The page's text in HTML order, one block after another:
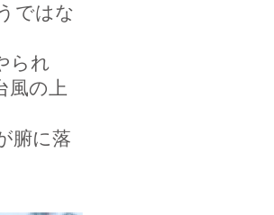
ではな
られ
風の上
腑に落